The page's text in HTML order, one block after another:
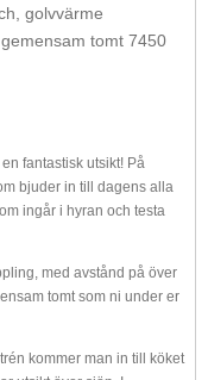
golvvärme
tomt 7450
fantastisk utsikt! På
bjuder in till dagens alla
ingår i hyran och testa
med avstånd på över
tomt som ni under er
kommer man in till köket